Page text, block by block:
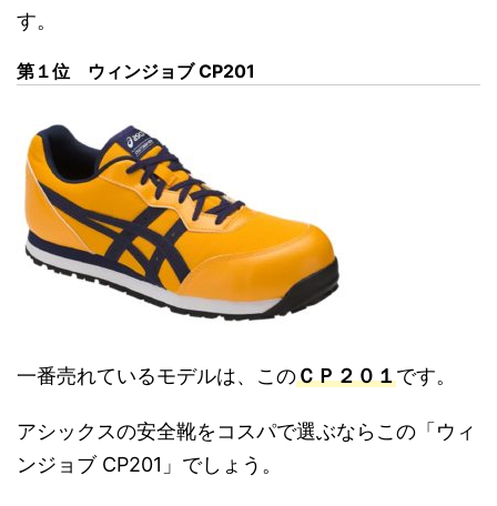
す。
第１位 ウィンジョブ CP201
一番売れているモデルは、このＣＰ２０１です。
アシックスの安全靴をコスパで選ぶならこの「ウィ
ンジョブ CP201」でしょう。